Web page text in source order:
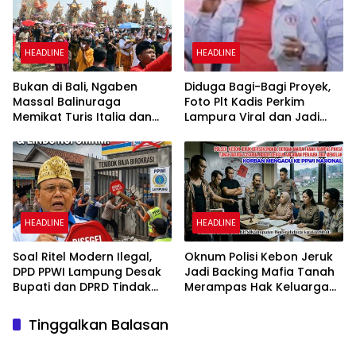
HEADLINE
Bukan di Bali, Ngaben
Massal Balinuraga
Memikat Turis Italia dan
HEADLINE
Diduga Bagi-Bagi Proyek,
Foto Plt Kadis Perkim
Lampura Viral dan Jadi
Netizen
HEADLINE
Soal Ritel Modern Ilegal,
DPD PPWI Lampung Desak
Bupati dan DPRD Tindak
No 02/2016
HEADLINE
Oknum Polisi Kebon Jeruk
Jadi Backing Mafia Tanah
Merampas Hak Keluarga
Tinggalkan Balasan